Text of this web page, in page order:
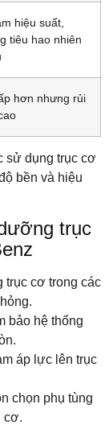
hiệu suất,
tiêu hao nhiên
hơn nhưng rủi
sử dụng trục cơ
bền và hiệu
trục
trục cơ trong các
bảo hệ thống
áp lực lên trục
chọn phụ tùng
cơ.